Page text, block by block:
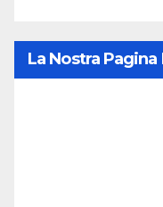
La Nostra